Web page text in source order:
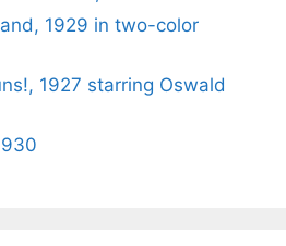
1929 in two-color
1927 starring Oswald